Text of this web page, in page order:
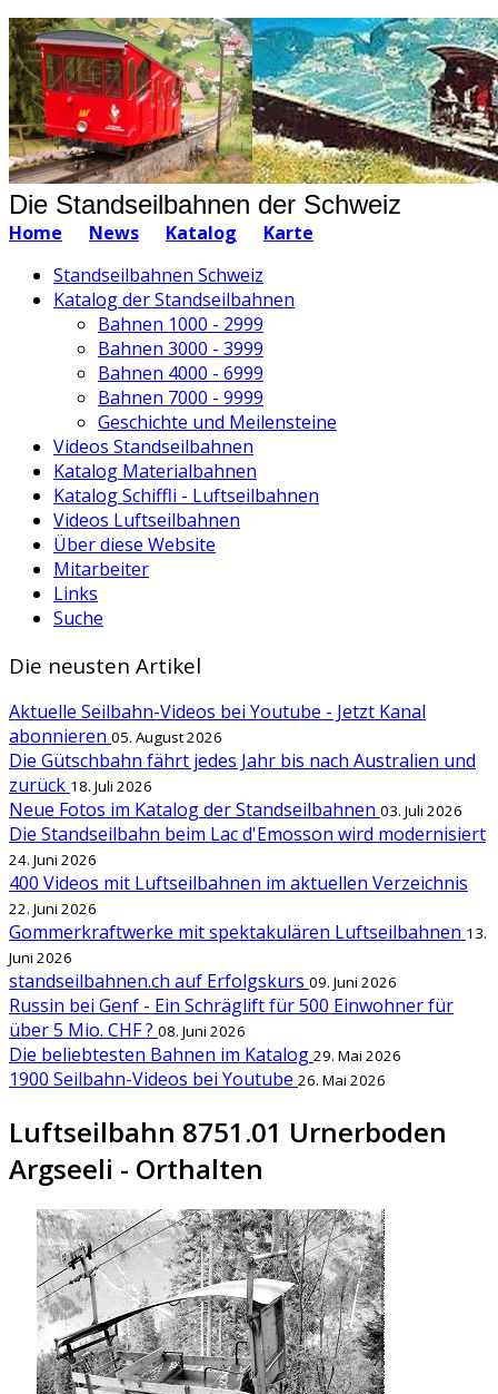
Die Standseilbahnen der Schweiz
Home News Katalog
Karte
Standseilbahnen Schweiz
Katalog der Standseilbahnen
Bahnen 1000 - 2999
Bahnen 3000 - 3999
Bahnen 4000 - 6999
Bahnen 7000 - 9999
Geschichte und Meilensteine
Videos Standseilbahnen
Katalog Materialbahnen
Katalog Schiffli - Luftseilbahnen
Videos Luftseilbahnen
Über diese Website
Mitarbeiter
Links
Suche
Die neusten Artikel
Aktuelle Seilbahn-Videos bei Youtube - Jetzt Kanal
abonnieren 05. August 2026
Die Gütschbahn fährt jedes Jahr bis nach Australien und
zurück 18. Juli 2026
Neue Fotos im Katalog der Standseilbahnen 03. Juli 2026
Die Standseilbahn beim Lac d'Emosson wird modernisiert
24. Juni 2026
400 Videos mit Luftseilbahnen im aktuellen Verzeichnis
22. Juni 2026
Gommerkraftwerke mit spektakulären Luftseilbahnen 13.
Juni 2026
standseilbahnen.ch auf Erfolgskurs 09. Juni 2026
Russin bei Genf - Ein Schräglift für 500 Einwohner für
über 5 Mio. CHF ? 08. Juni 2026
Die beliebtesten Bahnen im Katalog 29. Mai 2026
1900 Seilbahn-Videos bei Youtube 26. Mai 2026
Luftseilbahn 8751.01 Urnerboden
Argseeli - Orthalten